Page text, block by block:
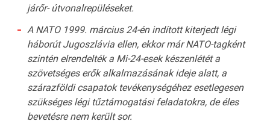
járőr- útvonalrepüléseket.
A NATO 1999. március 24-én indított kiterjedt légi
háborút Jugoszlávia ellen, ekkor már NATO-tagként
szintén elrendelték a Mi-24-esek készenlétét a
szövetséges erők alkalmazásának ideje alatt, a
szárazföldi csapatok tevékenységéhez esetlegesen
szükséges légi tűztámogatási feladatokra, de éles
bevetésre nem került sor.